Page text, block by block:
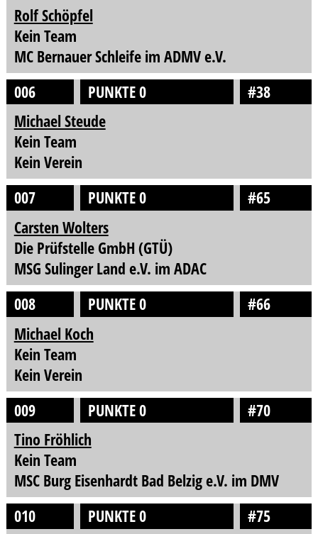
Rolf Schöpfel
Kein Team
MC Bernauer Schleife im ADMV e.V.
006
PUNKTE 0
#38
Michael Steude
Kein Team
Kein Verein
007
PUNKTE 0
#65
Carsten Wolters
Die Prüfstelle GmbH (GTÜ)
MSG Sulinger Land e.V. im ADAC
008
PUNKTE 0
#66
Michael Koch
Kein Team
Kein Verein
009
PUNKTE 0
#70
Tino Fröhlich
Kein Team
MSC Burg Eisenhardt Bad Belzig e.V. im DMV
010
PUNKTE 0
#75